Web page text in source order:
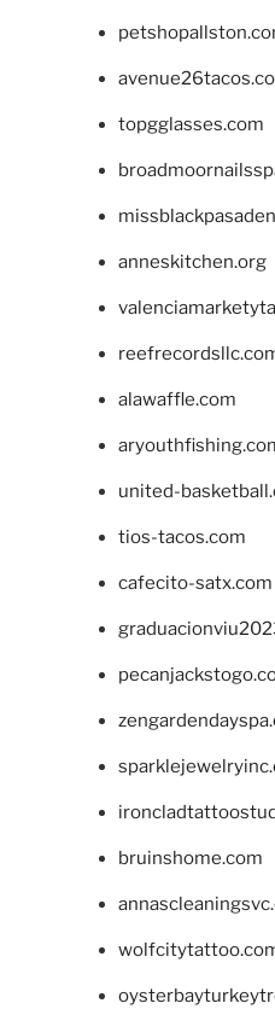
topgglasses.com
anneskitchen.org
alawaffle.com
united-
tios-tacos.com
cafecito-satx.com
bruinshome.com